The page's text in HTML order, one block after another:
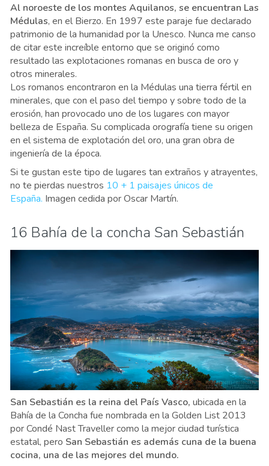
Al noroeste de los montes Aquilanos, se encuentran Las
Médulas, en el Bierzo. En 1997 este paraje fue declarado
patrimonio de la humanidad por la Unesco. Nunca me canso
de citar este increíble entorno que se originó como
resultado las explotaciones romanas en busca de oro y
otros minerales.
Los romanos encontraron en la Médulas una tierra fértil en
minerales, que con el paso del tiempo y sobre todo de la
erosión, han provocado uno de los lugares con mayor
belleza de España. Su complicada orografía tiene su origen
en el sistema de explotación del oro, una gran obra de
ingeniería de la época.
Si te gustan este tipo de lugares tan extraños y atrayentes,
no te pierdas nuestros 10 + 1 paisajes únicos de
España. Imagen cedida por Oscar Martín.
16 Bahía de la concha San Sebastián
San Sebastián es la reina del País Vasco, ubicada en la
Bahía de la Concha fue nombrada en la Golden List 2013
por Condé Nast Traveller como la mejor ciudad turística
estatal, pero San Sebastián es además cuna de la buena
cocina, una de las mejores del mundo.